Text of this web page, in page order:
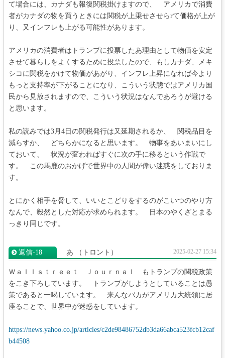
て場合には、カナダも報復関税掛けますので、 アメリカで消費
者がカナダの物を買うときには関税が上乗せさせらrて価格が上が
り、又インフレも上がる可能性があります。
アメリカの消費者はトランプに投票したあ理由として物価を安定
させて暮らしをよくするために投票したので、もしカナダ、メキ
シコに関税をかけて物価があがり、インフレ上昇になれば今より
もっと支持率が下がることになり、こういう状態ではアメリカ国
民から見放されますので、こういう状況はなんであろうが避ける
と思います。
私の読みでは3月4日の関税発行は又延期されるか、 関税品目を
減らすか、 どちらかになると思います。 物事をあいまいにし
ておいて、 状況が変わればすぐに次の手に移るという作戦で
す。 この馬鹿のおかげで世界中の人間が偉い迷惑をしておりま
す。
とにかく相手を脅して、いいとこどりをするのがこいつのやり方
なんで、毅然とした対応が求められます。 日本のやくざとまる
っきり同じです。
返信‐18 あ （トロント） 2025-02-27 15:34
Ｗａｌｌｓｔｒｅｅｔ Ｊｏｕｒｎａｌ もトランプの関税政策
をこき下ろしています。 トランプがしようとしていることは愚
策であると一喝しています。 来んなバカがアメリカ大統領に居
座ることで、世界中が迷惑をしています。
https://news.yahoo.co.jp/articles/c2de98486752db3da66abca523fcb12caf
b44508